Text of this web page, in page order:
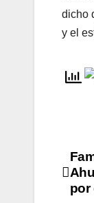
dicho
y el
de
por